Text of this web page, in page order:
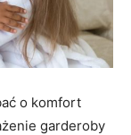
o komfort
garderoby